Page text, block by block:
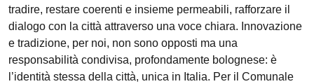
tradire, restare coerenti e insieme permeabili, rafforzare il
dialogo con la città attraverso una voce chiara. Innovazione
e tradizione, per noi, non sono opposti ma una
responsabilità condivisa, profondamente bolognese: è
l’identità stessa della città, unica in Italia. Per il Comunale